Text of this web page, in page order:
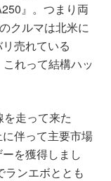
』。つまり両
クルマは北米に
売れている
れって結構ハッ
走って来た
伴って主要市場
を獲得しまし
ランエボととも